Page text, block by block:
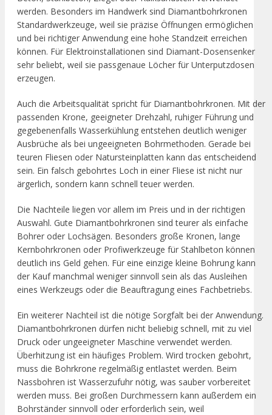
werden. Besonders im Handwerk sind Diamantbohrkronen
Standardwerkzeuge, weil sie präzise Öffnungen ermöglichen
und bei richtiger Anwendung eine hohe Standzeit erreichen
können. Für Elektroinstallationen sind Diamant-Dosensenker
sehr beliebt, weil sie passgenaue Löcher für Unterputzdosen
erzeugen.
Auch die Arbeitsqualität spricht für Diamantbohrkronen. Mit der
passenden Krone, geeigneter Drehzahl, ruhiger Führung und
gegebenenfalls Wasserkühlung entstehen deutlich weniger
Ausbrüche als bei ungeeigneten Bohrmethoden. Gerade bei
teuren Fliesen oder Natursteinplatten kann das entscheidend
sein. Ein falsch gebohrtes Loch in einer Fliese ist nicht nur
ärgerlich, sondern kann schnell teuer werden.
Die Nachteile liegen vor allem im Preis und in der richtigen
Auswahl. Gute Diamantbohrkronen sind teurer als einfache
Bohrer oder Lochsägen. Besonders große Kronen, lange
Kernbohrkronen oder Profiwerkzeuge für Stahlbeton können
deutlich ins Geld gehen. Für eine einzige kleine Bohrung kann
der Kauf manchmal weniger sinnvoll sein als das Ausleihen
eines Werkzeugs oder die Beauftragung eines Fachbetriebs.
Ein weiterer Nachteil ist die nötige Sorgfalt bei der Anwendung.
Diamantbohrkronen dürfen nicht beliebig schnell, mit zu viel
Druck oder ungeeigneter Maschine verwendet werden.
Überhitzung ist ein häufiges Problem. Wird trocken gebohrt,
muss die Bohrkrone regelmäßig entlastet werden. Beim
Nassbohren ist Wasserzufuhr nötig, was sauber vorbereitet
werden muss. Bei großen Durchmessern kann außerdem ein
Bohrständer sinnvoll oder erforderlich sein, weil